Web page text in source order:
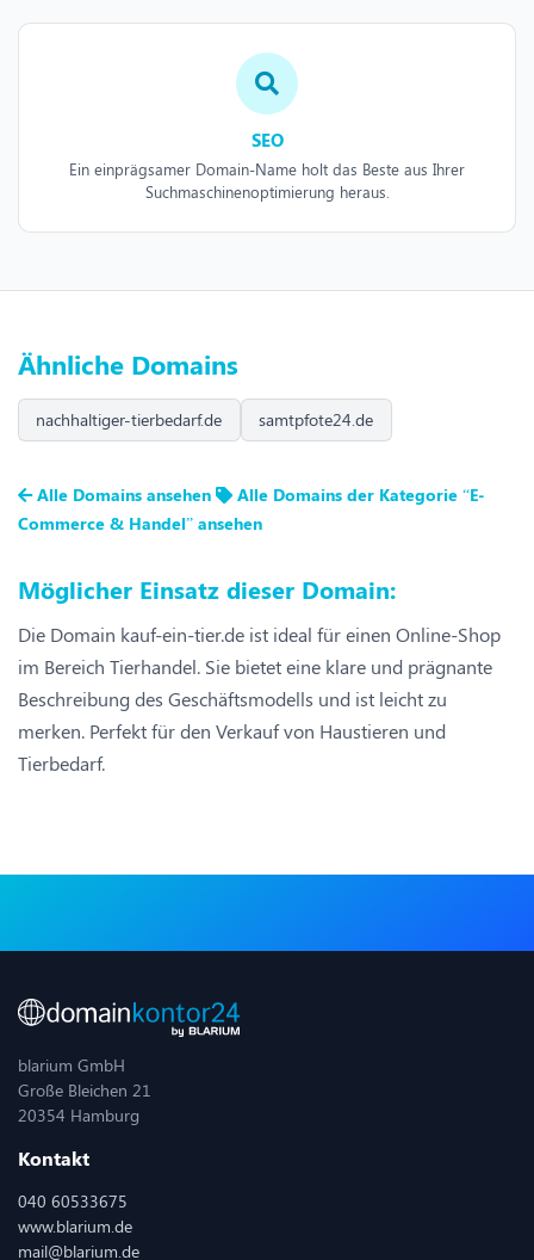
SEO
Ein einprägsamer Domain-Name holt das Beste aus Ihrer
Suchmaschinenoptimierung heraus.
Ähnliche Domains
nachhaltiger-tierbedarf.de samtpfote24.de
Alle Domains ansehen
Alle Domains der Kategorie “E-
Commerce & Handel” ansehen
Möglicher Einsatz dieser Domain:
Die Domain kauf-ein-tier.de ist ideal für einen Online-Shop
im Bereich Tierhandel. Sie bietet eine klare und prägnante
Beschreibung des Geschäftsmodells und ist leicht zu
merken. Perfekt für den Verkauf von Haustieren und
Tierbedarf.
blarium GmbH
Große Bleichen 21
20354 Hamburg
Kontakt
040 60533675
www.blarium.de
mail@blarium.de